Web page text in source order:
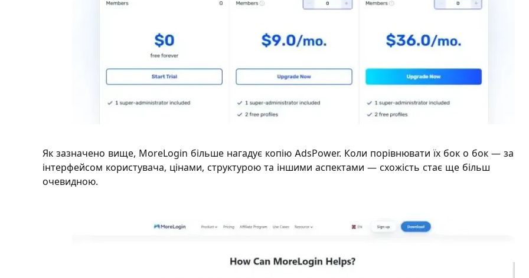
Як зазначено вище, MoreLogin більше нагадує копію AdsPower. Коли порівнювати їх бок о бок — за
інтерфейсом користувача, цінами, структурою та іншими аспектами — схожість стає ще більш
очевидною.